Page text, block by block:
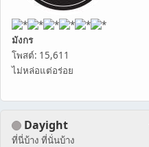
มังกร
โพสต์: 15,611
ไม่หล่อแต่อร่อย
Dayight
ที่นี่บ้าง ที่นั่นบ้าง